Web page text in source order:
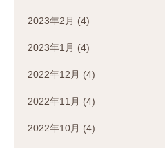
2023年2月 (4)
2023年1月 (4)
2022年12月 (4)
2022年11月 (4)
2022年10月 (4)